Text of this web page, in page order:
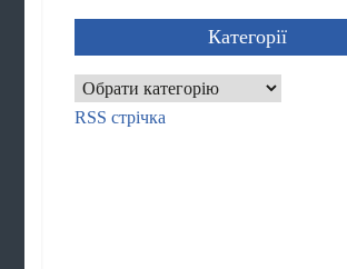
Категорії
Категорії
RSS стрічка